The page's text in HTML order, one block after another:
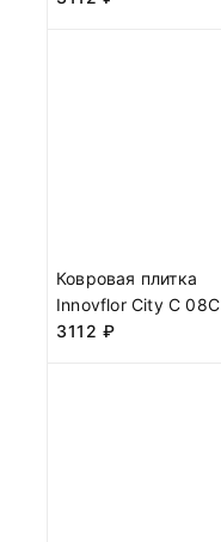
Ковровая плитка
Innovflor City C 08C
3112 ₽